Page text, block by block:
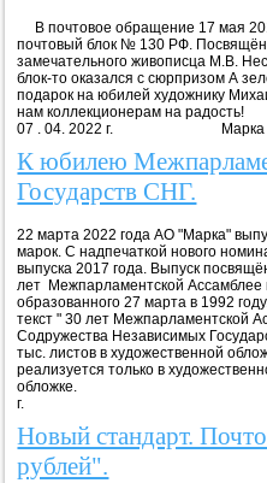
В почтовое обращение 17 мая
почтовый блок № 130 РФ.
замечательного живописца М.В.
блок-то оказался с сюрпризом А
подарок на юбилей художнику
нам
07 . 04. 2022 г. Марка
К юбилею
Государств СНГ.
22 марта 2022 года АО "Марка"
марок. С надпечаткой нового
выпуска 2017 года. Выпуск
лет Межпарламентской Ассамблее
образованного 27 марта в 1992
текст " 30 лет Межпарламентской
Содружества Независимых
тыс. листов в художественной
реализуется только в
обложке.
г. Марка
Новый стандарт.
рублей".